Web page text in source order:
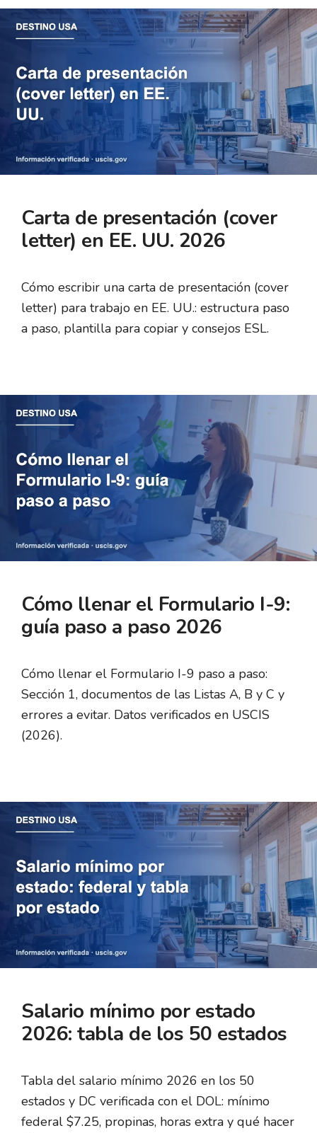
Carta de presentación (cover
letter) en EE. UU. 2026
Cómo escribir una carta de presentación (cover
letter) para trabajo en EE. UU.: estructura paso
a paso, plantilla para copiar y consejos ESL.
Cómo llenar el Formulario I-9:
guía paso a paso 2026
Cómo llenar el Formulario I-9 paso a paso:
Sección 1, documentos de las Listas A, B y C y
errores a evitar. Datos verificados en USCIS
(2026).
Salario mínimo por estado
2026: tabla de los 50 estados
Tabla del salario mínimo 2026 en los 50
estados y DC verificada con el DOL: mínimo
federal $7.25, propinas, horas extra y qué hacer